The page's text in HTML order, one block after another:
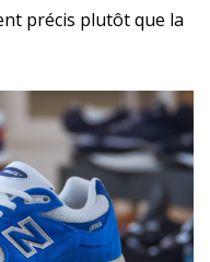
précis plutôt que la